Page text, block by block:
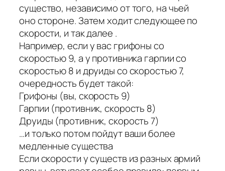
существо, независимо от того, на чьей
оно стороне. Затем ходит следующее по
скорости, и так далее .
Например, если у вас грифоны со
скоростью 9, а у противника гарпии со
скоростью 8 и друиды со скоростью 7,
очередность будет такой:
Грифоны (вы, скорость 9)
Гарпии (противник, скорость 8)
Друиды (противник, скорость 7)
…и только потом пойдут ваши более
медленные существа
Если скорости у существ из разных армий